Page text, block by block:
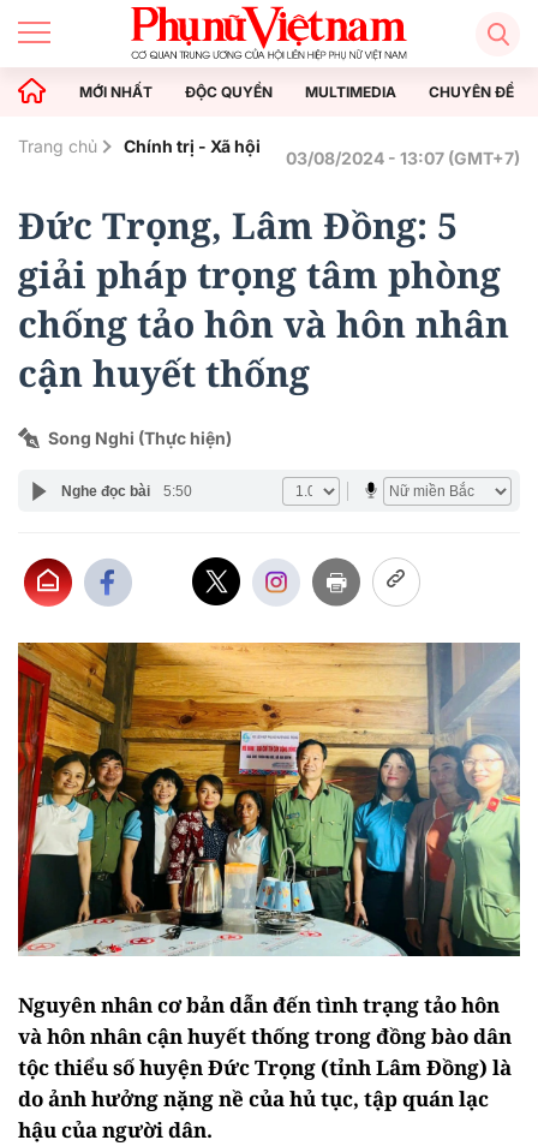
MỚI NHẤT ĐỘC QUYỀN MULTIMEDIA CHUYÊN ĐỀ
Trang chủ Chính trị - Xã hội
03/08/2024 - 13:07 (GMT+7)
Đức Trọng, Lâm Đồng: 5
giải pháp trọng tâm phòng
chống tảo hôn và hôn nhân
cận huyết thống
Song Nghi (Thực hiện)
Nghe đọc bài 5:50
Nguyên nhân cơ bản dẫn đến tình trạng tảo hôn
và hôn nhân cận huyết thống trong đồng bào dân
tộc thiểu số huyện Đức Trọng (tỉnh Lâm Đồng) là
do ảnh hưởng nặng nề của hủ tục, tập quán lạc
hậu của người dân.